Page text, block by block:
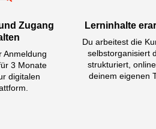
Zugang
Anmeldung
3 Monate
digitalen
Lerninhalte
Du arbeitest die
selbstorganisiert
strukturiert,
deinem eigenen